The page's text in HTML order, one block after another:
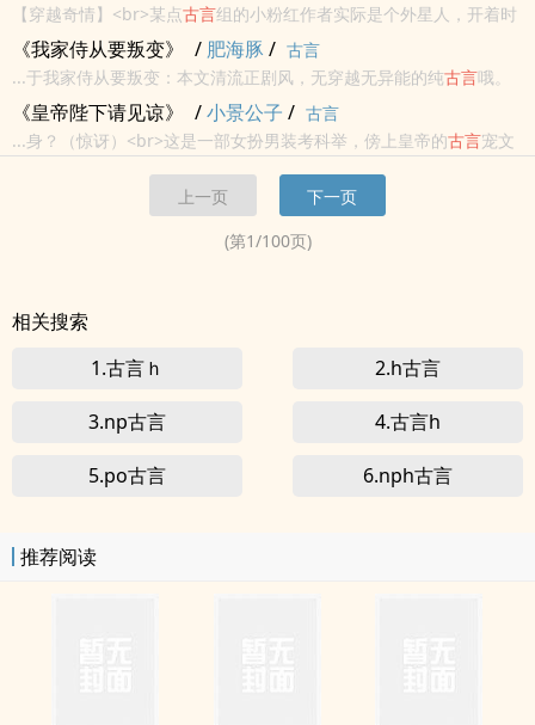
都市
【穿越奇情】<br>某点古言组的小粉红作者实际是个外星人，开着时
空穿梭机前往古代为自己的小说收集资料。<br>只不过，古代星球人
都好可怕啊！<br>麻麻，我要回外星<br>
《我家侍从要叛变》 / 肥海豚 / 古言
...于我家侍从要叛变：本文清流正剧风，无穿越无异能的纯古言哦。
一国，乱世；一战，父死。她的人生，这时起便地覆天翻。万幸，她
捡到他，从此相互扶持冒险谋划，她重坐将军之位。可惜，家仇未
报，战火迭...
《皇帝陛下请见谅》 /小景公子 / 古言
...身？（惊讶）<br>这是一部女扮男装考科举，傍上皇帝的古言宠文
上一页
下一页
(第1/100页)
相关搜索
1.古言ｈ
2.h古言
3.np古言 4.古言h
5.po古言 6.nph古言
推荐阅读